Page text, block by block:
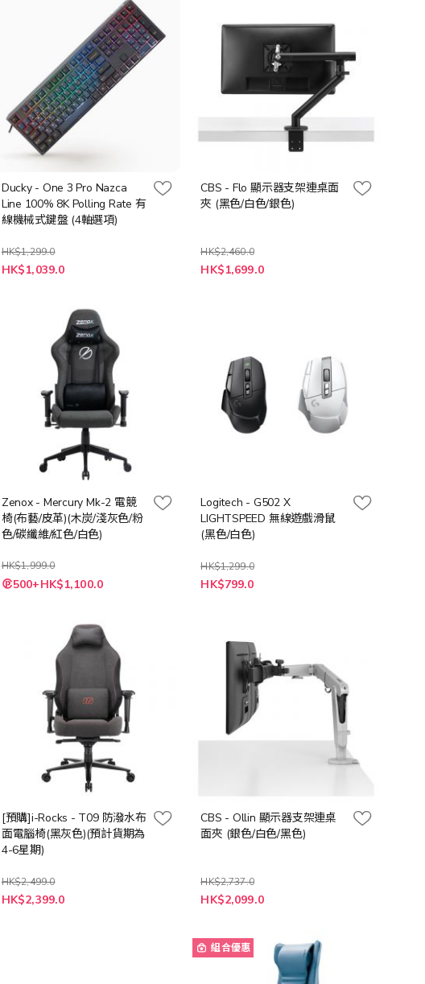
Ducky - One 3 Pro Nazca
Line 100% 8K Polling Rate 有
線機械式鍵盤 (4軸選項)
HK$1,299.0
HK$1,039.0
CBS - Flo 顯示器支架連桌面
夾 (黑色/白色/銀色)
HK$2,460.0
HK$1,699.0
Zenox - Mercury Mk-2 電競
椅(布藝/皮革)(木炭/淺灰色/粉
色/碳纖維/紅色/白色)
HK$1,999.0
500+HK$1,100.0
Logitech - G502 X
LIGHTSPEED 無線遊戲滑鼠
(黑色/白色)
HK$1,299.0
HK$799.0
[預購]i-Rocks - T09 防潑水布
面電腦椅(黑灰色)(預計貨期為
4-6星期)
HK$2,499.0
特
殊
HK$2,399.0
CBS - Ollin 顯示器支架連桌
面夾 (銀色/白色/黑色)
HK$2,737.0
HK$2,099.0
組合優惠